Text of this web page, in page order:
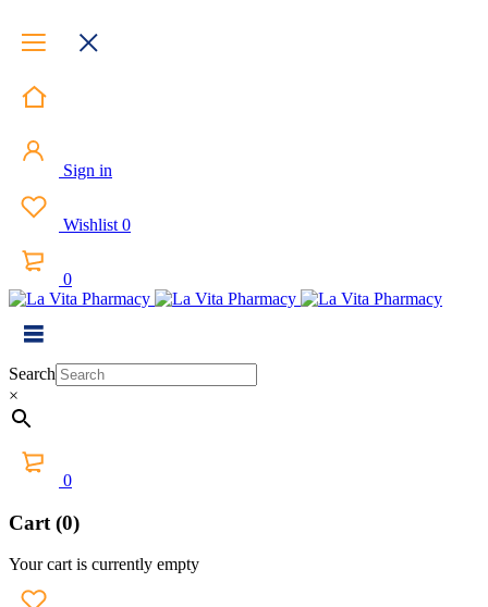
Sign in
Wishlist 0
0
Search
×
0
Cart (0)
Your cart is currently empty